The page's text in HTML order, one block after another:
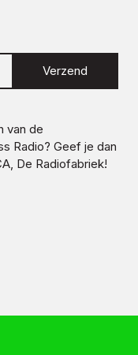
Verzend
van de
Radio? Geef je dan
De Radiofabriek!